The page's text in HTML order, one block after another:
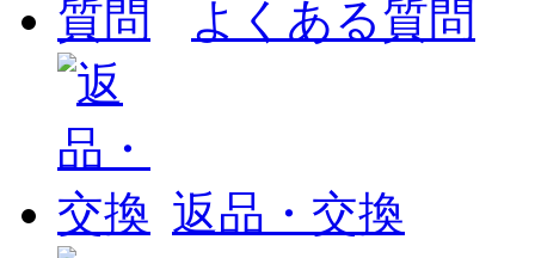
よくある質問
返品・交換